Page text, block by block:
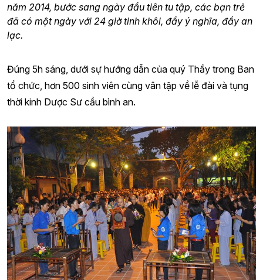
năm 2014, bước sang ngày đầu tiên tu tập, các bạn trẻ
đã có một ngày với 24 giờ tinh khôi, đầy ý nghĩa, đầy an
lạc.
Đúng 5h sáng, dưới sự hướng dẫn của quý Thầy trong Ban
tổ chức, hơn 500 sinh viên cùng vân tập về lễ đài và tụng
thời kinh Dược Sư cầu bình an.